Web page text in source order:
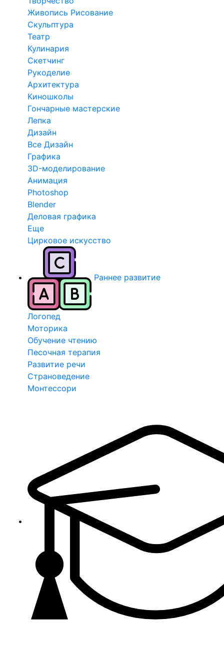
Живопись Рисование
Скульптура
Театр
Кулинария
Скетчинг
Рукоделие
Архитектура
Киношколы
Гончарные мастерские
Лепка
Дизайн
Все Дизайн
Графика
3D-моделирование
Анимация
Photoshop
Blender
Деловая графика
Еще
Цирковое искусство
Раннее развитие
Логопед
Моторика
Обучение чтению
Песочная терапия
Развитие речи
Страноведение
Монтессори